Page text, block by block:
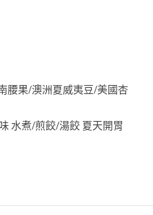
腰果/澳洲夏威夷豆/美國杏
水煮/煎餃/湯餃 夏天開胃